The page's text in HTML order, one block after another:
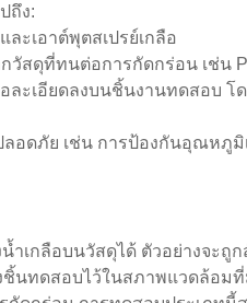
ถึง:
ะเอาต์พุตสเปรย์เกลือ
วัสดุที่ทนต่อการกัดกร่อน เช่น
ะเอียดลงบนชิ้นงานทดสอบ โ
อดภัย เช่น การป้องกันอุณหภูมิ
ำเกลือบนวัสดุได้ ตัวอย่างจะถู
นทดสอบไว้ในสภาพแวดล้อม